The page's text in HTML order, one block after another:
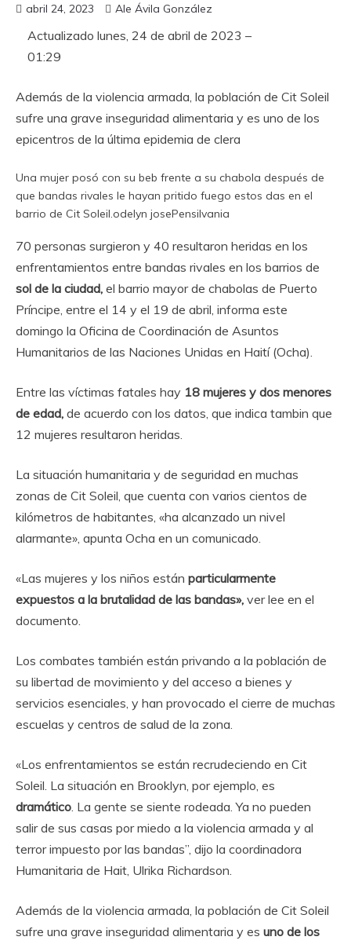
abril 24, 2023 Ale Ávila González
Actualizado lunes, 24 de abril de 2023 –
01:29
Además de la violencia armada, la población de Cit Soleil
sufre una grave inseguridad alimentaria y es uno de los
epicentros de la última epidemia de clera
Una mujer posó con su beb frente a su chabola después de
que bandas rivales le hayan pritido fuego estos das en el
barrio de Cit Soleil.odelyn josePensilvania
70 personas surgieron y 40 resultaron heridas en los
enfrentamientos entre bandas rivales en los barrios de
sol de la ciudad, el barrio mayor de chabolas de Puerto
Príncipe, entre el 14 y el 19 de abril, informa este
domingo la Oficina de Coordinación de Asuntos
Humanitarios de las Naciones Unidas en Haití (Ocha).
Entre las víctimas fatales hay 18 mujeres y dos menores
de edad, de acuerdo con los datos, que indica tambin que
12 mujeres resultaron heridas.
La situación humanitaria y de seguridad en muchas
zonas de Cit Soleil, que cuenta con varios cientos de
kilómetros de habitantes, «ha alcanzado un nivel
alarmante», apunta Ocha en un comunicado.
«Las mujeres y los niños están particularmente
expuestos a la brutalidad de las bandas», ver lee en el
documento.
Los combates también están privando a la población de
su libertad de movimiento y del acceso a bienes y
servicios esenciales, y han provocado el cierre de muchas
escuelas y centros de salud de la zona.
«Los enfrentamientos se están recrudeciendo en Cit
Soleil. La situación en Brooklyn, por ejemplo, es
dramático. La gente se siente rodeada. Ya no pueden
salir de sus casas por miedo a la violencia armada y al
terror impuesto por las bandas”, dijo la coordinadora
Humanitaria de Hait, Ulrika Richardson.
Además de la violencia armada, la población de Cit Soleil
sufre una grave inseguridad alimentaria y es uno de los